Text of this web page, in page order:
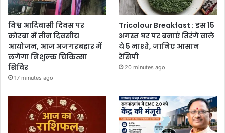
विश्व आदिवासी दिवस पर
कोरबा में तीन दिवसीय
आयोजन, आज अजगरबहार में
लगेगा निशुल्क चिकित्सा
शिविर
17 minutes ago
Tricolour Breakfast : इस 15
अगस्त घर पर बनाएं तिरंगे वाले
ये 5 नाश्ते, जानिए आसान
रेसिपी
20 minutes ago